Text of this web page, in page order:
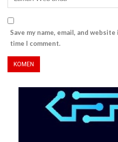
Save my name, email, and
time I comment.